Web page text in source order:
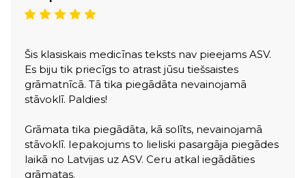
Šis klasiskais medicīnas teksts nav pieejams ASV.
Es biju tik priecīgs to atrast jūsu tiešsaistes
grāmatnīcā. Tā tika piegādāta nevainojamā
stāvoklī. Paldies!
Grāmata tika piegādāta, kā solīts, nevainojamā
stāvoklī. Iepakojums to lieliski pasargāja piegādes
laikā no Latvijas uz ASV. Ceru atkal iegādāties
grāmatas.